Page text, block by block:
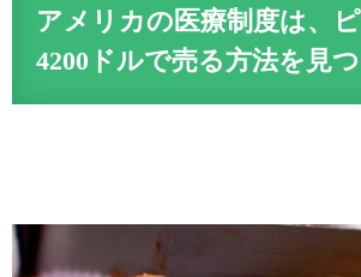
アメリカの医療制度は、
4200ドルで売る方法を見つ